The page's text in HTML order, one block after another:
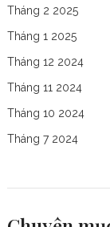
Tháng 2 2025
Tháng 1 2025
Tháng 12 2024
Tháng 11 2024
Tháng 10 2024
Tháng 7 2024